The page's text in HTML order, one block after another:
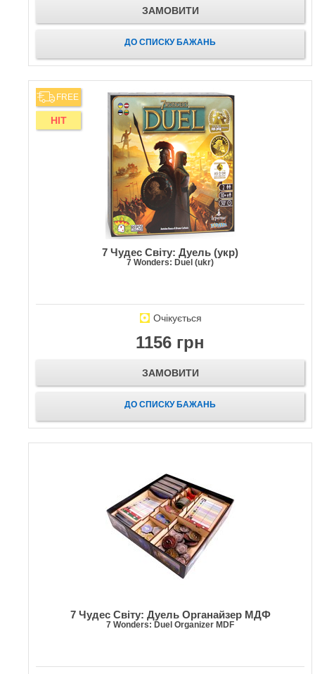
ЗАМОВИТИ
ДО СПИСКУ БАЖАНЬ
FREE
HIT
7 Чудес Світу: Дуель (укр)
7 Wonders: Duel (ukr)
Очікується
1156 грн
ЗАМОВИТИ
ДО СПИСКУ БАЖАНЬ
7 Чудес Світу: Дуель Органайзер МДФ
7 Wonders: Duel Organizer MDF